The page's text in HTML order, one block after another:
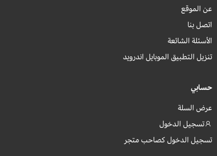
عن الموقع
اتصل بنا
الأسئلة الشائعة
تنزيل التطبيق الموبايل اندرويد
حسابي
عرض السلة
تسجيل الدخول
تسجيل الدخول كصاحب متجر